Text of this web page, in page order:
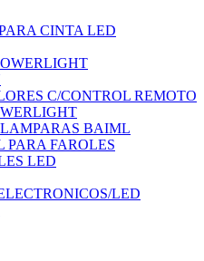
CINTA LED
C/CONTROL REMOTO
BAIML
PARA FAROLES
LED
LED